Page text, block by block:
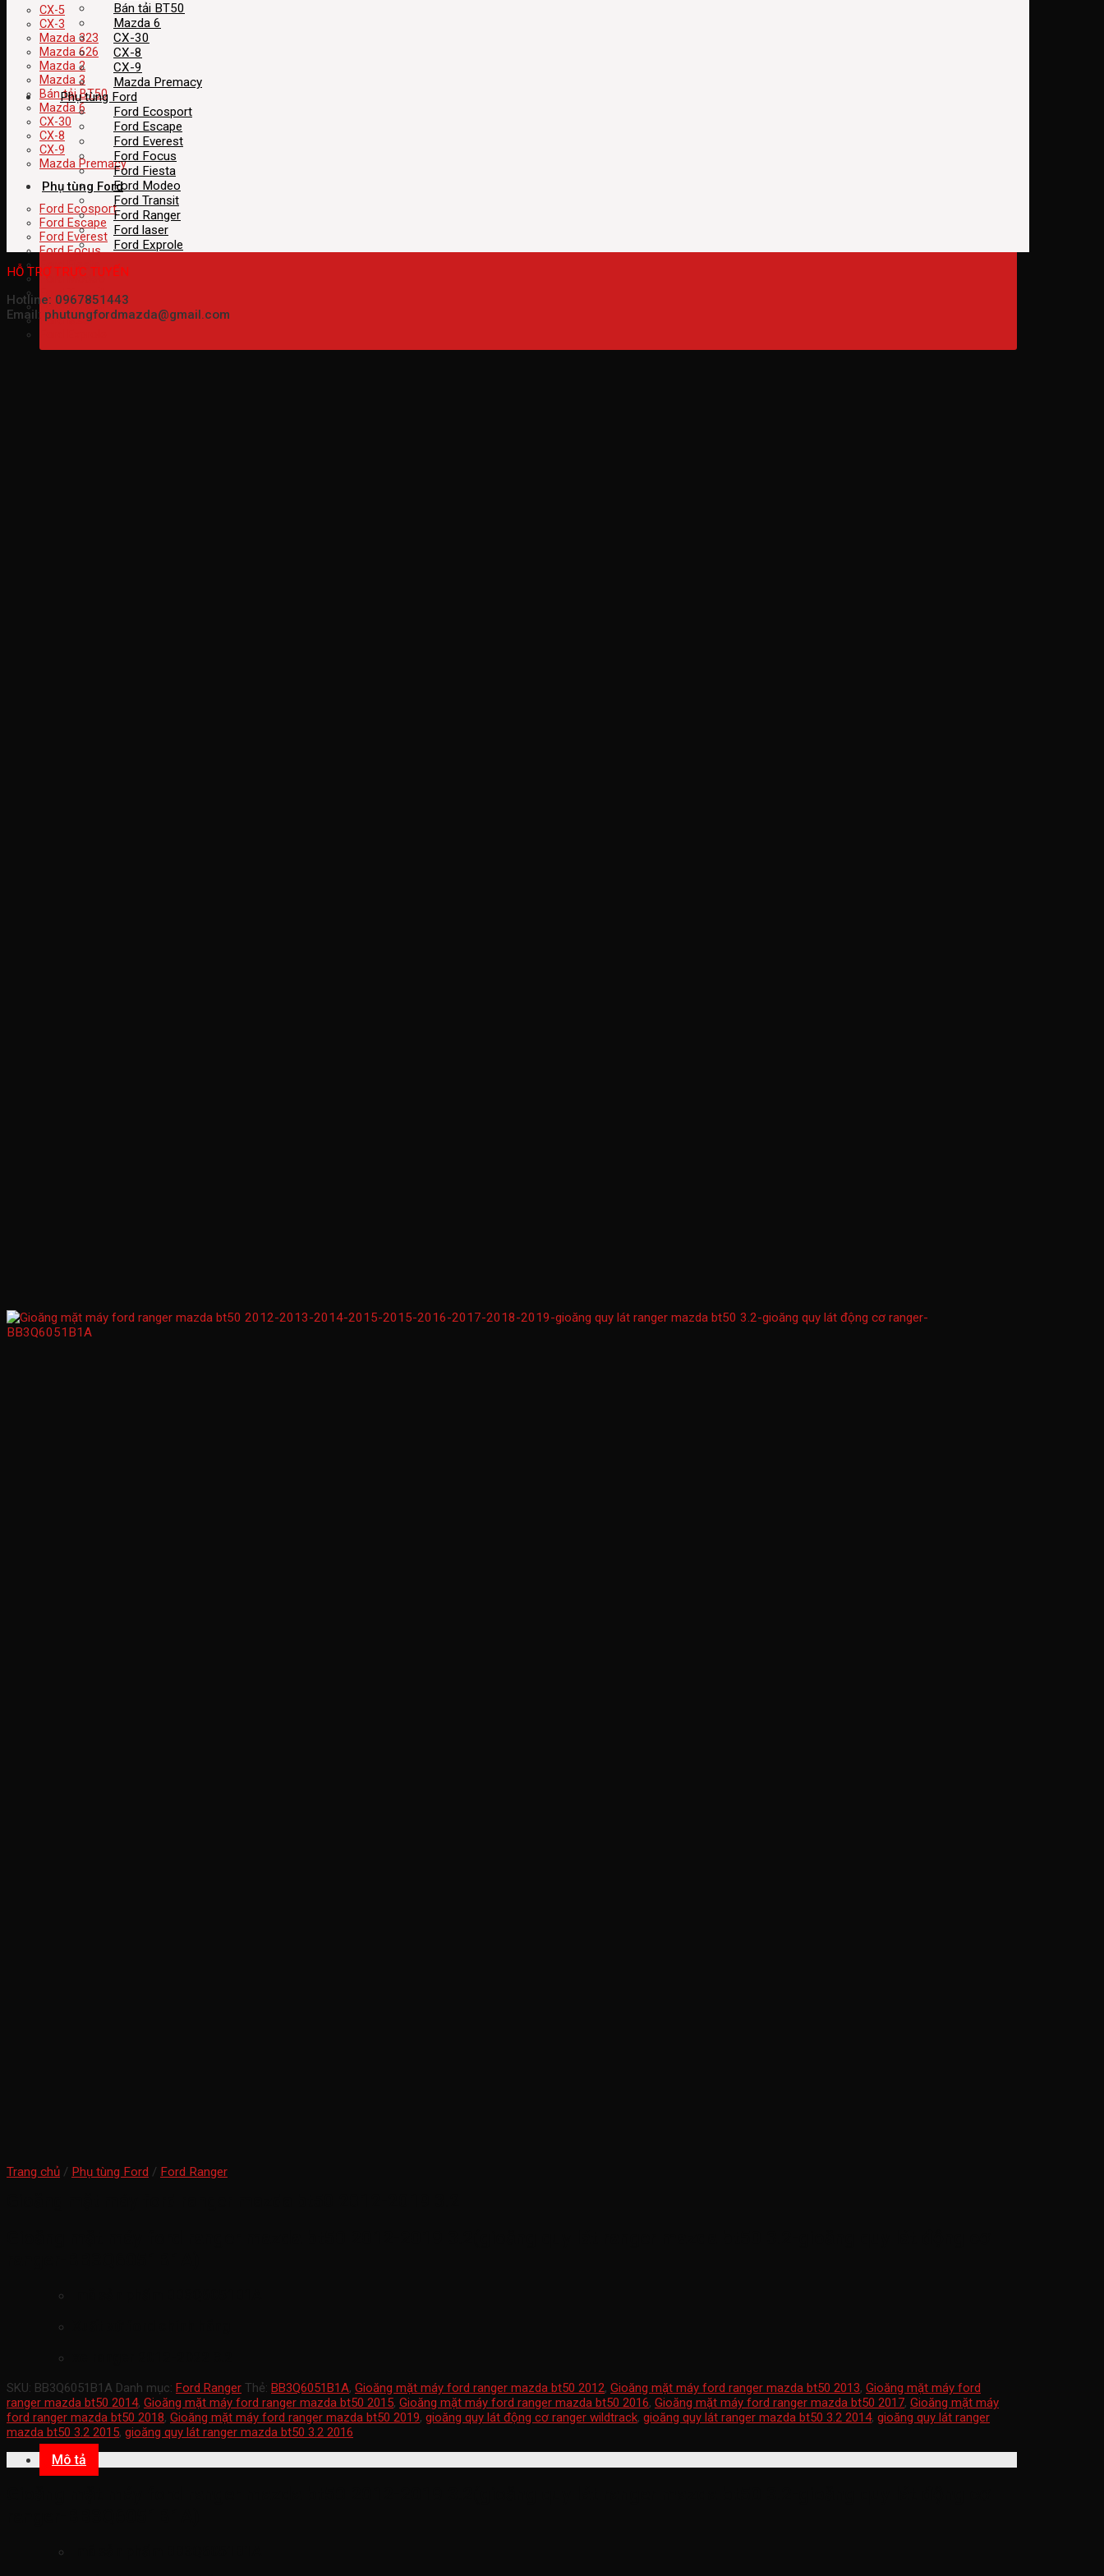
CX-5
CX-3
Mazda 323
Mazda 626
Mazda 2
Mazda 3
Bán tải BT50
Mazda 6
CX-30
CX-8
CX-9
Mazda Premacy
Phụ tùng Ford
Ford Ecosport
Ford Escape
Ford Everest
Ford Focus
Ford Fiesta
Ford Modeo
Ford Transit
Ford Ranger
Ford laser
Bán tải BT50
Mazda 6
CX-30
CX-8
CX-9
Mazda Premacy
Phụ tùng Ford
Ford Ecosport
Ford Escape
Ford Everest
Ford Focus
Ford Fiesta
Ford Modeo
Ford Transit
Ford Ranger
Ford laser
Ford Exprole
HỖ TRỢ TRỰC TUYẾN
Hotline: 0967851443
Email: phutungfordmazda@gmail.com
Trang chủ / Phụ tùng Ford / Ford Ranger
SKU: BB3Q6051B1A Danh mục: Ford Ranger Thẻ: BB3Q6051B1A, Gioăng mặt máy ford ranger mazda bt50 2012, Gioăng mặt máy ford ranger mazda bt50 2013, Gioăng mặt máy ford
ranger mazda bt50 2014, Gioăng mặt máy ford ranger mazda bt50 2015, Gioăng mặt máy ford ranger mazda bt50 2016, Gioăng mặt máy ford ranger mazda bt50 2017, Gioăng mặt máy
ford ranger mazda bt50 2018, Gioăng mặt máy ford ranger mazda bt50 2019, gioăng quy lát động cơ ranger wildtrack, gioăng quy lát ranger mazda bt50 3.2 2014, gioăng quy lát ranger
mazda bt50 3.2 2015, gioăng quy lát ranger mazda bt50 3.2 2016
Mô tả